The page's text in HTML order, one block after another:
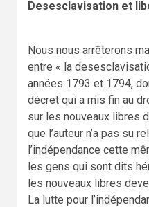
Desesclavisation et
Nous nous arrêterons
entre « la
années 1793 et 1794,
décret qui a mis fin au
sur les nouveaux libres
que l’auteur n’a pas su
l’indépendance cette
les gens qui sont dits
les nouveaux libres
La lutte pour